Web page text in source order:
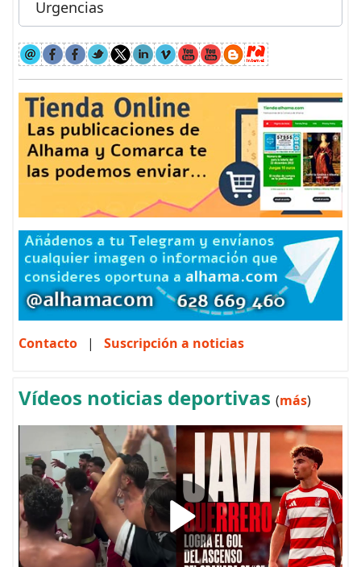
Urgencias
Contacto | Suscripción a noticias
Vídeos noticias deportivas (más)